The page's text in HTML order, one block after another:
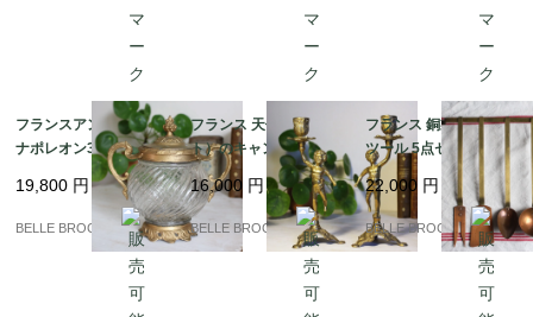
フランスアンティーク
ナポレオン3世様式 モ
ールガラスのシュガー
ポット / ボンボニエー
ル 貴婦人の小物入れ｜
フランス発送（到着ま
19,800 円
BELLE BROCANTE
フランス 天使（プッ
ト）のキャンドルスタ
ンド ペア 2客セット 真
鍮製 ロココ様式 燭台｜
フランス発送（到着ま
で2-3週間）
16,000 円
BELLE BROCANTE
フランス 銅製キッチン
ツール 5点セット 壁掛
けラック付き コッパー
＆ブラス 蚤の市｜フラ
ンス発送（到着まで2-3
週間）
22,000 円
BELLE BROCANTE